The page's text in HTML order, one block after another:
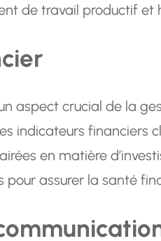
de travail productif et
aspect crucial de la
indicateurs financiers
en matière
assurer la santé